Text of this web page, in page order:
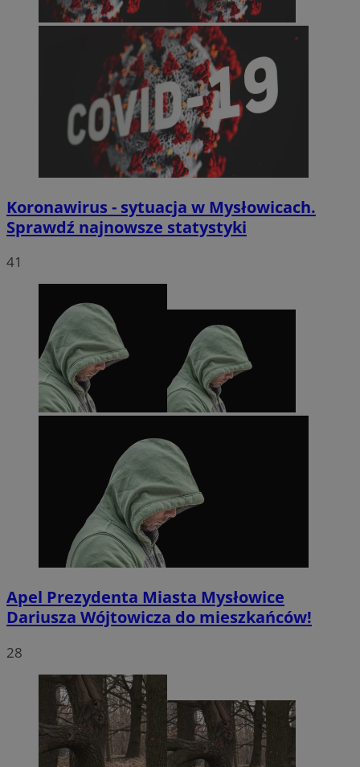
Koronawirus - sytuacja w Mysłowicach.
Sprawdź najnowsze statystyki
41
Apel Prezydenta Miasta Mysłowice
Dariusza Wójtowicza do mieszkańców!
28